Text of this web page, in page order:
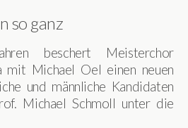
so ganz
beschert Meisterchor
mit Michael Oel einen neuen
und männliche Kandidaten
Michael Schmoll unter die